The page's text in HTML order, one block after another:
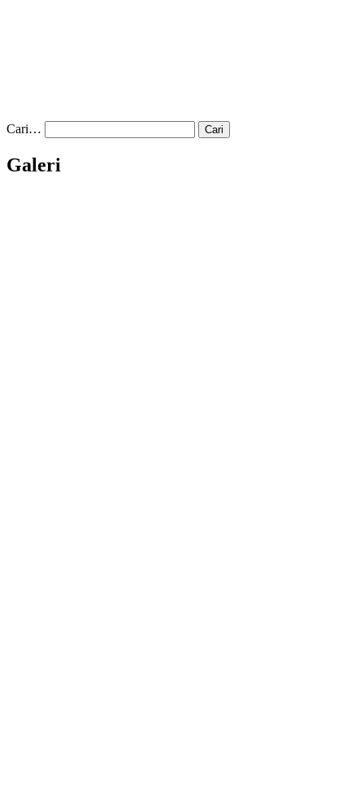
Cari…
Galeri